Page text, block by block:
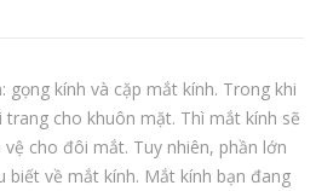
gọng kính và cặp mắt kính. Trong khi
cho khuôn mặt. Thì mắt kính sẽ
cho đôi mắt. Tuy nhiên, phần lớn
biết về mắt kính. Mắt kính bạn đang